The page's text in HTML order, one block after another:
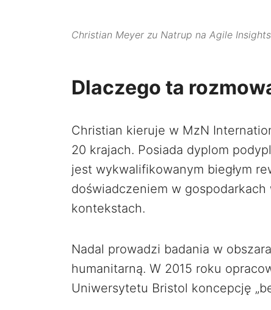
Christian Meyer zu Natrup na Agile Insights
Dlaczego ta
Christian kieruje w MzN
20 krajach. Posiada dyplom
jest wykwalifikowanym biegłym
doświadczeniem w
kontekstach.
Nadal prowadzi badania w
humanitarną. W 2015 roku
Uniwersytetu Bristol koncepcję